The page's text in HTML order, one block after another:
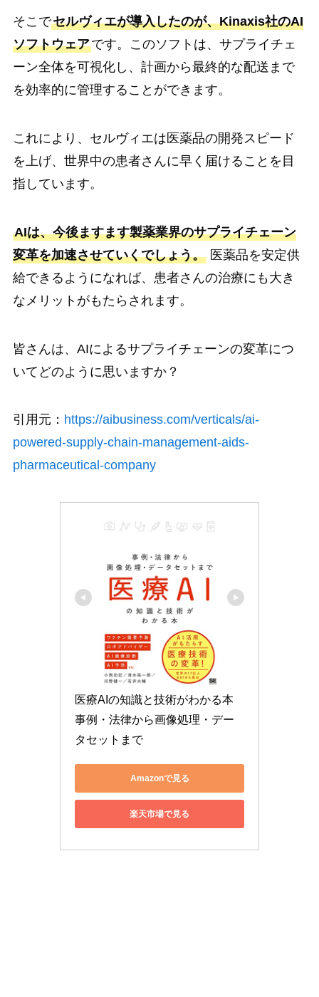
そこでセルヴィエが導入したのが、Kinaxis社のAI
ソフトウェアです。このソフトは、サプライチェ
ーン全体を可視化し、計画から最終的な配送まで
を効率的に管理することができます。
これにより、セルヴィエは医薬品の開発スピード
を上げ、世界中の患者さんに早く届けることを目
指しています。
AIは、今後ますます製薬業界のサプライチェーン
変革を加速させていくでしょう。医薬品を安定供
給できるようになれば、患者さんの治療にも大き
なメリットがもたらされます。
皆さんは、AIによるサプライチェーンの変革につ
いてどのように思いますか？
引用元： https://aibusiness.com/verticals/ai-
powered-supply-chain-management-aids-
pharmaceutical-company
医療AIの知識と技術がわかる本
事例・法律から画像処理・デー
タセットまで
Amazonで見る
楽天市場で見る